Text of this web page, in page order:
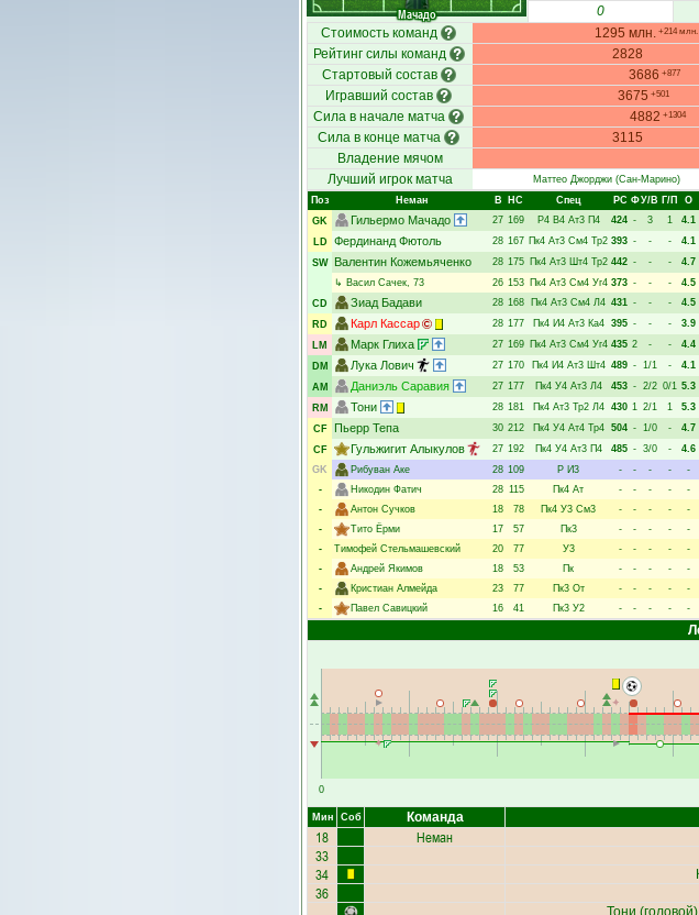
Мачадо
0
Стоимость команд
1295 млн. +214 млн.
Рейтинг силы команд
2828
Стартовый состав
3686 +877
Игравший состав
3675 +501
Сила в начале матча
4882 +1304
Сила в конце матча
3115
Владение мячом
Лучший игрок матча
Маттео Джорджи (Сан-Марино)
Поз
Неман В НC Спец РC ФУ/В Г/П О
GK
Гильермо Мачадо 27 169 Р4 В4 Ат3 П4 424 - 3 1 4.1
LD
Фердинанд Фютоль 28 167 Пк4 Ат3 См4 Тр2 393 - - - 4.1
SW
Валентин Кожемьяченко 28 175 Пк4 Ат3 Шт4 Тр2 442 - - - 4.7
↳ Васил Сачек, 73 26 153 Пк4 Ат3 См4 Уг4 373 - - - 4.5
CD
Зиад Бадави 28 168 Пк4 Ат3 См4 Л4 431 - - - 4.5
RD
Карл Кассар 28 177 Пк4 И4 Ат3 Ка4 395 - - - 3.9
LM
Марк Глиха 27 169 Пк4 Ат3 См4 Уг4 435 2 - - 4.4
DM
Лука Лович 27 170 Пк4 И4 Ат3 Шт4 489 - 1/1 - 4.1
AM
Даниэль Саравия 27 177 Пк4 У4 Ат3 Л4 453 - 2/2 0/1 5.3
RM
Тони 28 181 Пк4 Ат3 Тр2 Л4 430 1 2/1 1 5.3
CF
Пьерр Тепа 30 212 Пк4 У4 Ат4 Тр4 504 - 1/0 - 4.7
CF
Гульжигит Алыкулов 27 192 Пк4 У4 Ат3 П4 485 - 3/0 - 4.6
GK
Рибуван Аке 28 109 Р И3 - - - - -
-
Никодин Фатич 28 115 Пк4 Ат - - - - -
-
Антон Сучков 18 78 Пк4 У3 См3 - - - - -
-
Тито Ёрми 17 57 Пк3 - - - - -
-
Тимофей Стельмашевский 20 77 У3 - - - - -
-
Андрей Якимов 18 53 Пк - - - - -
-
Кристиан Алмейда 23 77 Пк3 От - - - - -
-
Павел Савицкий 16 41 Пк3 У2 - - - - -
0
Мин Соб Команда
18 Неман
33
34
36
Тони